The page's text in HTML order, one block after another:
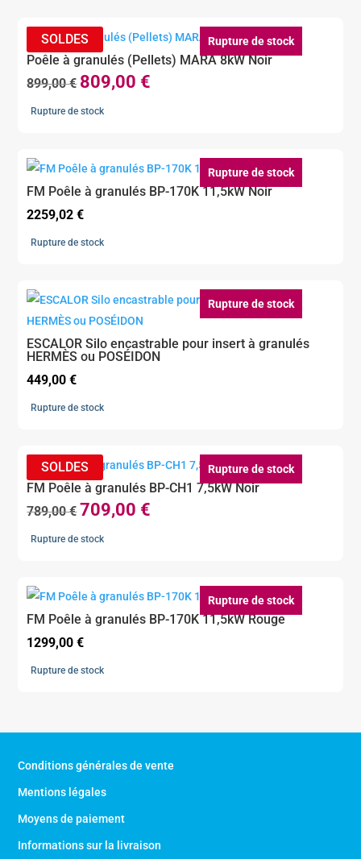
Rupture de stock
Poêle à granulés (Pellets) MARA 8kW Noir
899,00€ Le
prix
899,00 €.
809,00 €
809,00 €.
Rupture de stock
Rupture de stock
FM Poêle à granulés BP-170K 11,5kW Noir
2259,02€
Rupture de stock
Rupture de stock
ESCALOR Silo encastrable pour insert à granulés
HERMÈS ou POSÉIDON
449,00€
Rupture de stock
Rupture de stock
FM Poêle à granulés BP-CH1 7,5kW Noir
789,00€Le
prix
789,00 €.
709,00 €
709,00 €.
Rupture de stock
Rupture de stock
FM Poêle à granulés BP-170K 11,5kW Rouge
1299,00€
Rupture de stock
Conditions générales de vente
Mentions légales
Moyens de paiement
Informations sur la livraison